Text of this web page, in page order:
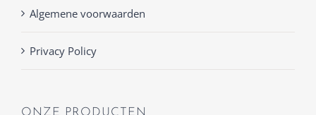
Algemene voorwaarden
Privacy Policy